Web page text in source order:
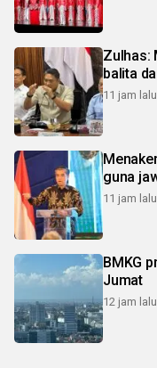
Zulhas:
balita
11 jam lalu
guna
11 jam lalu
BMKG
Jumat
12 jam lalu